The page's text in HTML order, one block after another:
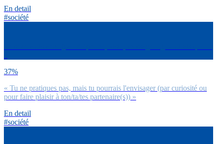
En detail
#société
37%
« Tu ne pratiques pas, mais tu pourrais l'envisager (par curiosité ou
pour faire plaisir à ton/ta/tes partenaire(s)) »
En detail
#société